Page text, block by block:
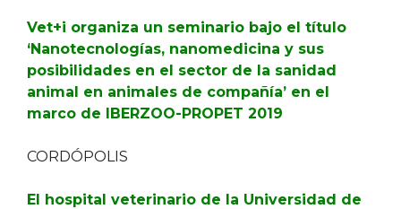
Vet+i organiza un seminario bajo el título
‘Nanotecnologías, nanomedicina y sus
posibilidades en el sector de la sanidad
animal en animales de compañía’ en el
marco de IBERZOO-PROPET 2019
CORDÓPOLIS
El hospital veterinario de la Universidad de